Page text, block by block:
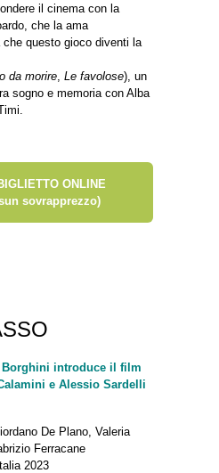
il cinema con la
che la ama
questo gioco diventi la
da morire Le favolose), un
sogno e memoria con Alba
ONLINE
sovrapprezzo)
introduce il film
e Alessio Sardelli
De Plano, Valeria
Ferracane
2023